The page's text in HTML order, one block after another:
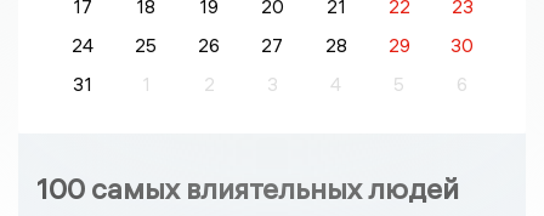
17
18 19 20 21 22
23
24
25 26 27 28 29
30
31
1 2 3 4 5 6
100 самых влиятельных людей